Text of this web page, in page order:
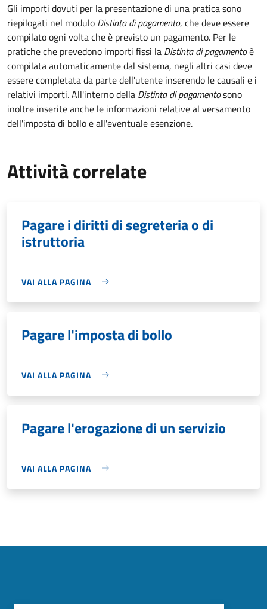
Gli importi dovuti per la presentazione di una pratica sono
riepilogati nel modulo Distinta di pagamento, che deve essere
compilato ogni volta che è previsto un pagamento. Per le
pratiche che prevedono importi fissi la Distinta di pagamentoè
compilata automaticamente dal sistema, negli altri casi deve
essere completata da parte dell'utente inserendo le causali e i
relativi importi.All'interno della Distinta di pagamentosono
inoltre inserite anche le informazioni relative al versamento
dell'imposta di bollo e all'eventuale esenzione.
Attività correlate
Pagare i diritti di segreteria o di
istruttoria
VAI ALLA PAGINA
Pagare l'imposta di bollo
VAI ALLA PAGINA
Pagare l'erogazione di un servizio
VAI ALLA PAGINA